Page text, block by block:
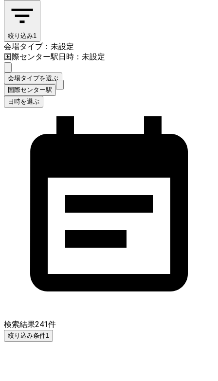
絞り込み1
会場タイプ：未設定
国際センター駅日時：未設定
会場タイプを選ぶ
国際センター駅
日時を選ぶ
検索結果241件
絞り込み条件1